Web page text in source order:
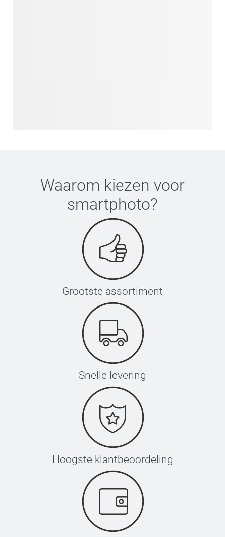
Waarom kiezen voor
smartphoto?
Grootste assortiment
Snelle levering
Hoogste klantbeoordeling